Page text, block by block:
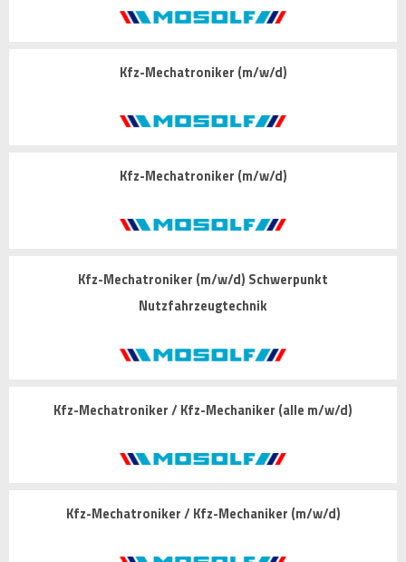
Kfz-Mechatroniker (m/w/d)
Kfz-Mechatroniker (m/w/d)
Kfz-Mechatroniker (m/w/d) Schwerpunkt
Nutzfahrzeugtechnik
Kfz-Mechatroniker / Kfz-Mechaniker (alle m/w/d)
Kfz-Mechatroniker / Kfz-Mechaniker (m/w/d)